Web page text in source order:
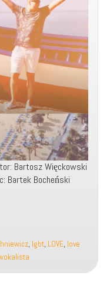
Bartosz Więckowski
Bartek Bocheński
, lgbt, LOVE, love